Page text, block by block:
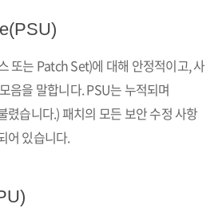
또는 Patch Set)에 대해 안정적이고, 사
음을 말합니다. PSU는 누적되며
렸습니다.) 패치의 모든 보안 수정 사항
어 있습니다.